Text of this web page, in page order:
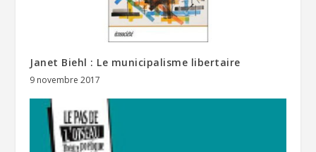
Janet Biehl : Le municipalisme libertaire
9 novembre 2017